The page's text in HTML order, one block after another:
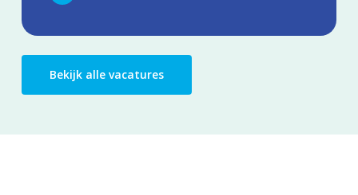
Bekijk alle vacatures